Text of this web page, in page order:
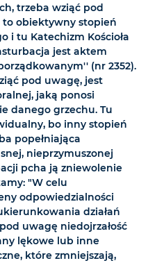
trzeba wziąć pod
to obiektywny stopień
i tu Katechizm Kościoła
jest aktem
(nr 2352).
pod uwagę, jest
jaką ponosi
danego grzechu. Tu
bo inny stopień
popełniająca
nieprzymuszonej
pcha ją zniewolenie
"W celu
odpowiedzialności
działań
uwagę niedojrzałość
lękowe lub inne
które zmniejszają,